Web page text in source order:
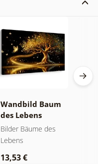
Wandbild Baum
des Lebens
goldene Magie
Bilder Bäume des
Lebens
13,53 €